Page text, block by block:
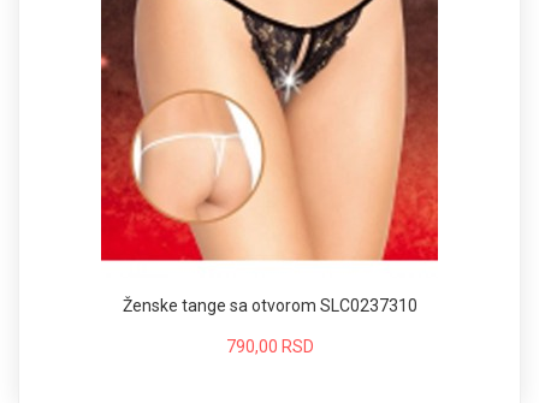
Ženske tange sa otvorom SLC0237310
790,00 RSD